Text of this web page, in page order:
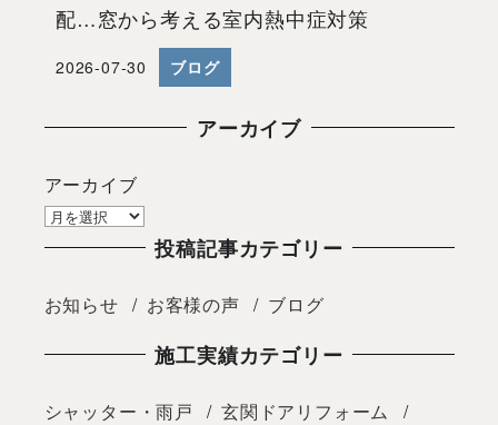
配…窓から考える室内熱中症対策
投稿日
2026-07-30 ブログ
アーカイブ
アーカイブ
投稿記事カテゴリー
お知らせ お客様の声 ブログ
施工実績カテゴリー
シャッター・雨戸
玄関ドアリフォーム